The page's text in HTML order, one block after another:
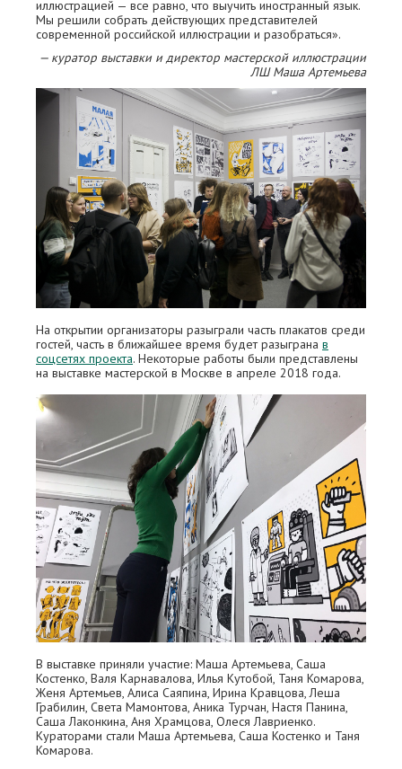
иллюстрацией — все равно, что выучить иностранный язык.
Мы решили собрать действующих представителей
современной российской иллюстрации и разобраться».
— куратор выставки и директор мастерской иллюстрации
ЛШ Маша Артемьева
На открытии организаторы разыграли часть плакатов среди
гостей, часть в ближайшее время будет разыграна в
соцсетях проекта. Некоторые работы были представлены
на выставке мастерской в Москве в апреле 2018 года.
В выставке приняли участие: Маша Артемьева, Саша
Костенко, Валя Карнавалова, Илья Кутобой, Таня Комарова,
Женя Артемьев, Алиса Саяпина, Ирина Кравцова, Леша
Грабилин, Света Мамонтова, Аника Турчан, Настя Панина,
Саша Лаконкина, Аня Храмцова, Олеся Лавриенко.
Кураторами стали Маша Артемьева, Саша Костенко и Таня
Комарова.